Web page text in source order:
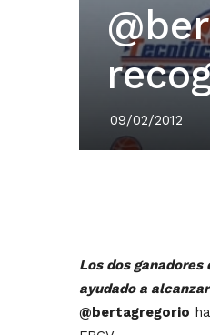
09/02/2012
Los dos
ayudado a
@bertagregorio